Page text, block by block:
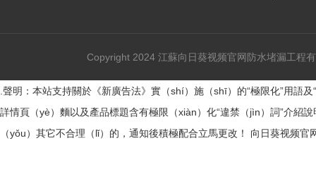
Copyright 2024 江蘇向日葵视频官网防水堵漏工程
.聲明：本站支持關於《新廣告法》實（shí）施（shī）的“極限化”用語
詳情頁（yè）麵以及產品標題含有極限（xiàn）化“違禁（jìn）詞”介紹
（yǒu）其它不合理（lǐ）的，通知後積極配合立馬更改！ 向日葵视频官